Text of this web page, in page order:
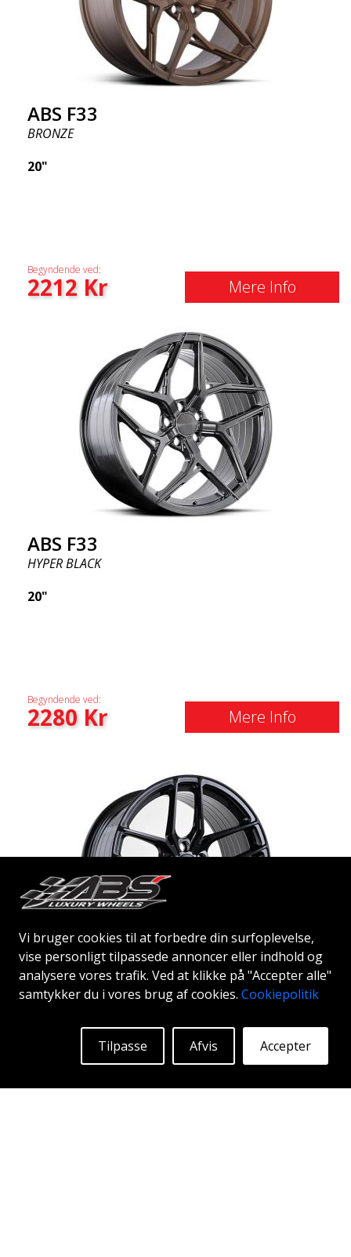
Vi bruger cookies til at forbedre din surfoplevelse,
vise personligt tilpassede annoncer eller indhold og
analysere vores trafik. Ved at klikke på "Accepter alle"
samtykker du i vores brug af cookies. Cookiepolitik
Accepter
Afvis
Tilpasse
ABS F33
BRONZE
20"
Begyndende ved:
2212Kr Mere Info
ABS F33
HYPER BLACK
20"
Begyndende ved:
2280Kr Mere Info
ABS F17
GLOSSY BLACK